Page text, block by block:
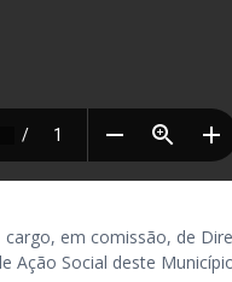
cargo, em comissão, de
Ação Social deste